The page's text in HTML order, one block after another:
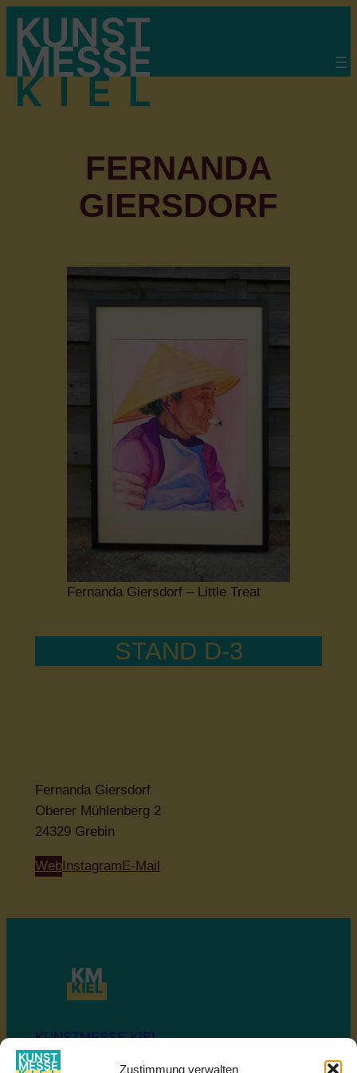
Zustimmung verwalten
Zum
Inhalt
springen
FERNANDA
GIERSDORF
Fernanda Giersdorf – Little Treat
STAND D-3
Fernanda Giersdorf
Oberer Mühlenberg 2
24329 Grebin
WebInstagramE-Mail
KUNSTMESSE KIEL